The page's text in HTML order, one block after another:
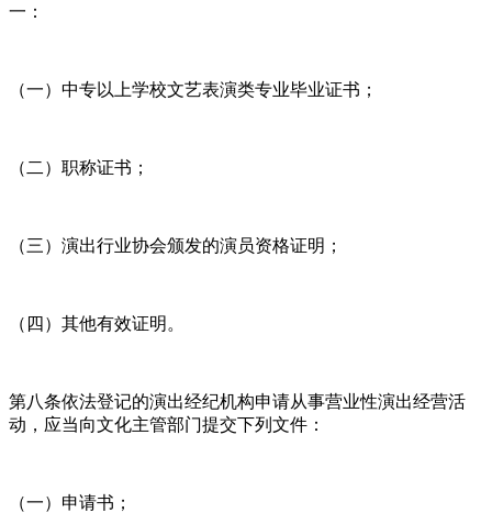
一：
（一）中专以上学校文艺表演类专业毕业证书；
（二）职称证书；
（三）演出行业协会颁发的演员资格证明；
（四）其他有效证明。
第八条依法登记的演出经纪机构申请从事营业性演出经营活
动，应当向文化主管部门提交下列文件：
（一）申请书；